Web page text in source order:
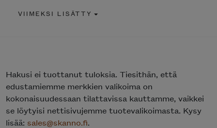
VIIMEKSI LISÄTTY
Hakusi ei tuottanut tuloksia. Tiesithän, että
edustamiemme merkkien valikoima on
kokonaisuudessaan tilattavissa kauttamme, vaikkei
se löytyisi nettisivujemme tuotevalikoimasta. Kysy
lisää: sales@skanno.fi.